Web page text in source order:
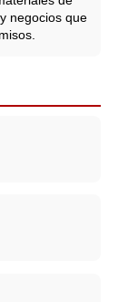
negocios que